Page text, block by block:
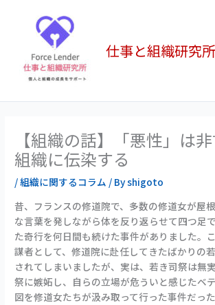
プ
仕事と組織研究所
【組織の話】「悪性」は
組織に伝染する
/組織に関するコラム / Byshigoto
昔、フランスの修道院で、多数の修道女が屋
な言葉を発しながら体を反り返らせて四つ足
た奇行を何日間も続けた事件がありました。
謀者として、修道院に赴任してきたばかりの
されてしまいましたが、実は、若き司祭は無
祭に嫉妬し、自らの立場が危ういと感じたベ
図を修道女たちが汲み取って行った事件だった